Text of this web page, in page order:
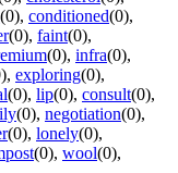
(0), conditioned(0),
(0), faint(0),
(0), infra(0),
, exploring(0),
(0), lip(0), consult(0),
(0), negotiation(0),
(0), lonely(0),
(0), wool(0),